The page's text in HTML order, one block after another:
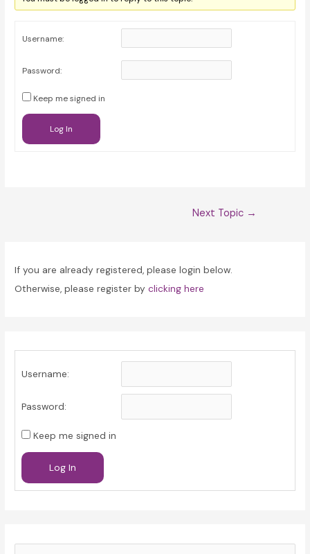
Username:
Password:
Keep me signed in
Log In
Next Topic →
If you are already registered, please login below.
Otherwise, please register byclicking here
Username:
Password:
Keep me signed in
Log In